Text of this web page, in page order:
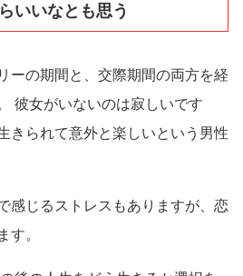
いいなとも思う
ーの期間と、交際期間の両方を経
彼女がいないのは寂しいです
きられて意外と楽しいという男性
感じるストレスもありますが、恋
す。